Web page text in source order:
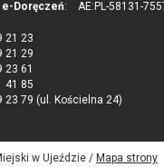
Doręczeń: AE:PL-58131-
21 23
21 29
23 61
41 85
23 79 (ul. Kościelna 24)
w Ujeździe / Mapa strony